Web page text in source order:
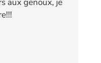
aux genoux, je